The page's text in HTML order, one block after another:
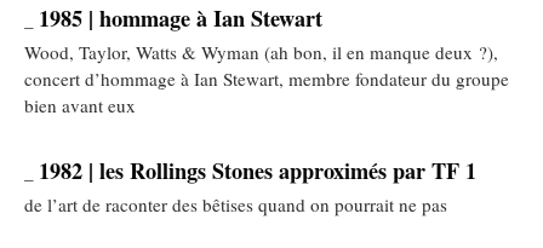
1985 | hommage à Ian Stewart
Wood, Taylor, Watts & Wyman (ah bon, il en manque deux ?),
concert d’hommage à Ian Stewart, membre fondateur du groupe
bien avant eux
1982 | les Rollings Stones approximés par TF 1
de l’art de raconter des bêtises quand on pourrait ne pas